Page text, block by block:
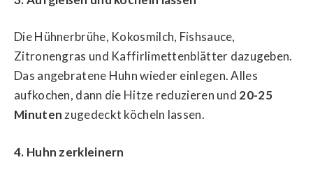
Die Hühnerbrühe, Kokosmilch, Fishsauce,
Zitronengras und Kaffirlimettenblätter dazugeben.
Das angebratene Huhn wieder einlegen. Alles
aufkochen, dann die Hitze reduzieren und 20-25
Minuten zugedeckt köcheln lassen.
4. Huhn zerkleinern